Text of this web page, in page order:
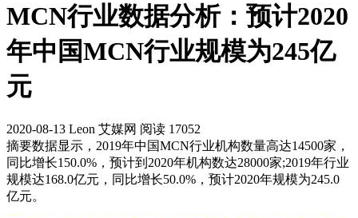
MCN行业数据分析：预计2020
年中国MCN行业规模为245亿
元
2020-08-13 Leon 艾媒网 阅读 17052
摘要数据显示，2019年中国MCN行业机构数量高达14500家，
同比增长150.0%，预计到2020年机构数达28000家;2019年行业
规模达168.0亿元，同比增长50.0%，预计2020年规模为245.0
亿元。